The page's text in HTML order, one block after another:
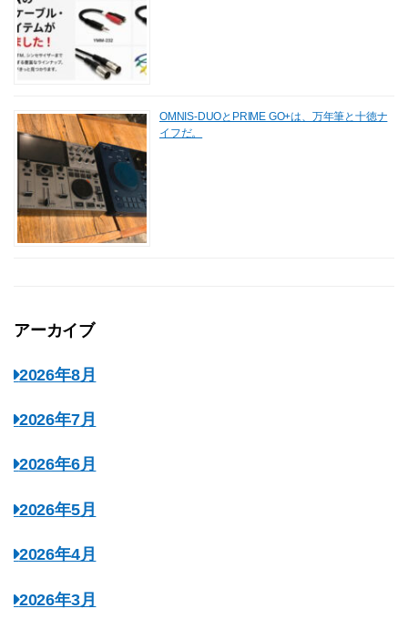
OMNIS-DUOとPRIME GO+は、万年筆と十徳ナ
イフだ。
アーカイブ
2026年8月
2026年7月
2026年6月
2026年5月
2026年4月
2026年3月